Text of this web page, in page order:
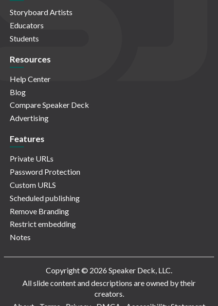
Storyboard Artists
Educators
Students
Resources
Help Center
Blog
Compare Speaker Deck
Advertising
Features
Private URLs
Password Protection
Custom URLS
Scheduled publishing
Remove Branding
Restrict embedding
Notes
Copyright © 2026 Speaker Deck, LLC.
All slide content and descriptions are owned by their
creators.